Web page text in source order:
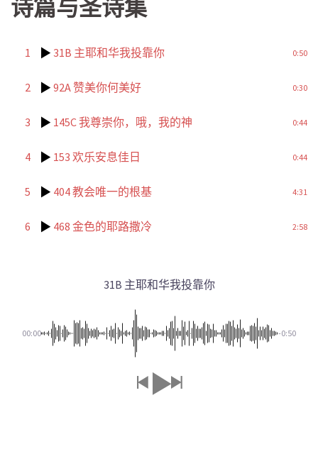
诗篇与圣诗集
1 31B 主耶和华我投靠你 0:50
2 92A 赞美你何美好 0:30
3 145C 我尊崇你，哦，我的神 0:44
4 153 欢乐安息佳日 0:44
5 404 教会唯一的根基 4:31
6 468 金色的耶路撒冷 2:58
31B 主耶和华我投靠你
00:00 -0:50